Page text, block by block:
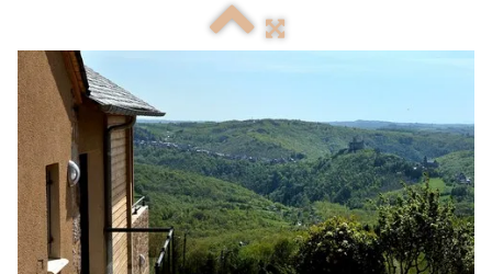
Contact
Accès▼
Informations ▼